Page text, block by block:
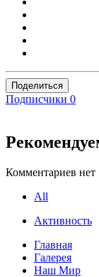
Поделиться
Подписчики 0
Комментариев нет
All
Активность
Главная
Галерея
Наш Мир